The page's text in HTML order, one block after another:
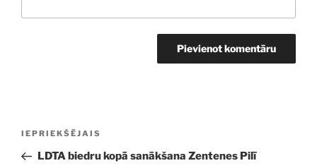
Iepriekšējā
ziņa:
IEPRIEKŠĒJAIS
LDTA biedru kopā sanākšana Zentenes Pilī